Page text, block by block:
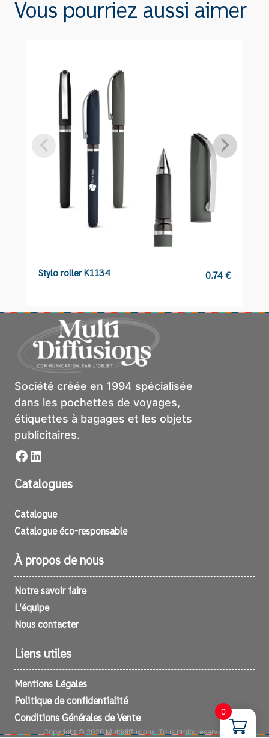
stylo
Vous pourriez aussi aimer
Stylo roller K1134 0.74€
Société créée en 1994 spécialisée
dans les pochettes de voyages,
étiquettes à bagages et les objets
publicitaires.
Facebook
LinkedIn
Catalogues
Catalogue
Catalogue éco-responsable
À propos de nous
Notre savoir faire
L’équipe
Nous contacter
Liens utiles
Mentions Légales
Politique de confidentialité
Conditions Générales de Vente
Copyright © 2026 Multidiffusions. Tous droits réservés
0